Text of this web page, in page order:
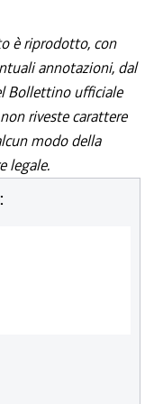
è riprodotto, con
annotazioni, dal
Bollettino ufficiale
riveste carattere
modo della
legale.